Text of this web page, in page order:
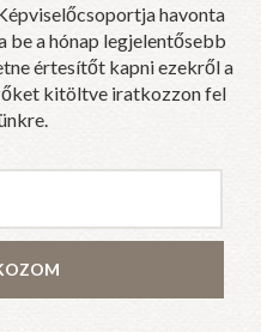
havonta
be a hónap legjelentősebb
értesítőt kapni ezekről a
kitöltve iratkozzon fel